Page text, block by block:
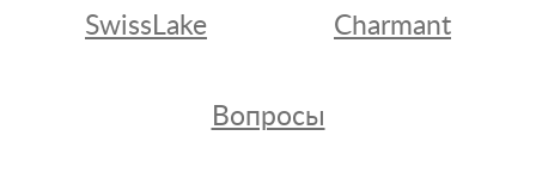
SwissLake Charmant
Вопросы